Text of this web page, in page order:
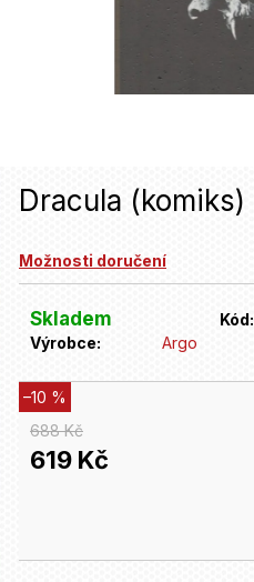
Dracula (komiks)
Možnosti doručení
Skladem Kód:
Výrobce:
Argo
688 Kč
–10 %
619 Kč
n
j
?
HLEDAT